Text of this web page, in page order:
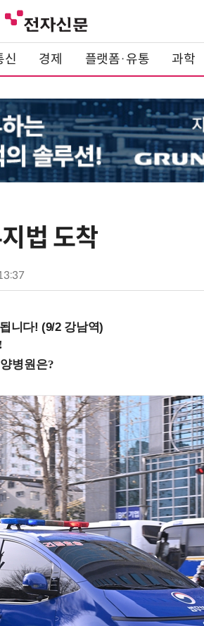
신 경제 플랫폼·유통 과학
법 도착
니다! (9/2 강남역)